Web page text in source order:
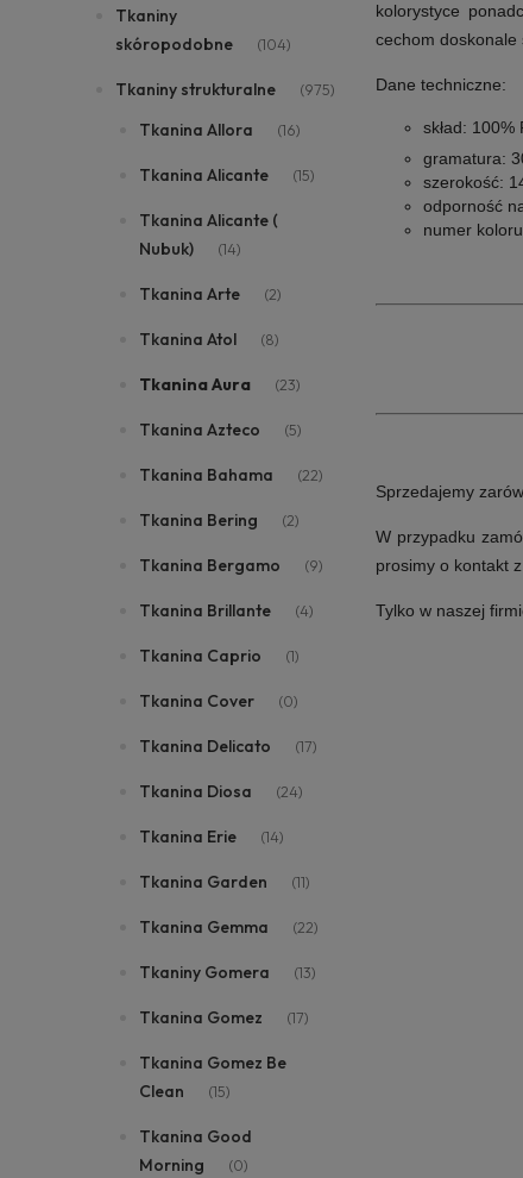
Tkaniny
skóropodobne
(104)
Tkaniny strukturalne (975)
Tkanina Allora (16)
Tkanina Alicante (15)
Tkanina Alicante (
Nubuk)
(14)
Tkanina Arte (2)
Tkanina Atol (8)
Tkanina Aura (23)
Tkanina Azteco (5)
Tkanina Bahama (22)
Tkanina Bering (2)
Tkanina Bergamo (9)
Tkanina Brillante (4)
Tkanina Caprio (1)
Tkanina Cover (0)
Tkanina Delicato (17)
Tkanina Diosa (24)
Tkanina Erie (14)
Tkanina Garden (11)
Tkanina Gemma (22)
Tkaniny Gomera (13)
Tkanina Gomez (17)
Tkanina Gomez Be
Clean
(15)
Tkanina Good
Morning
(0)
kolorystyce
cechom doskonale
Dane techniczne:
skład: 100%
gramatura:
szerokość:
odporność
numer
Sprzedajemy
W przypadku
prosimy o kontakt
Tylko w naszej